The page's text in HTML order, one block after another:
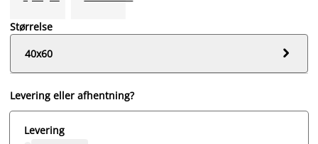
Størrelse
40x60

Levering eller afhentning?
Levering